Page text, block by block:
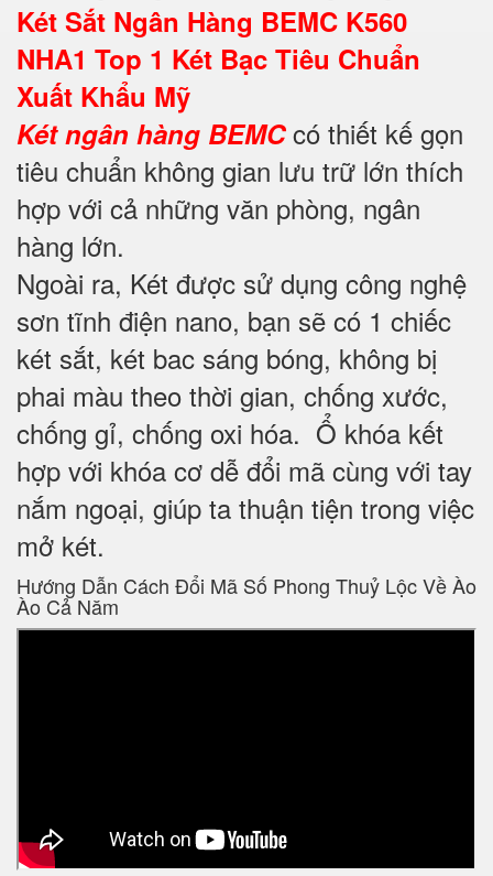
Két Sắt Ngân Hàng BEMC K560
NHA1 Top 1 Két Bạc Tiêu Chuẩn
Xuất Khẩu Mỹ
Két ngân hàng BEMC có thiết kế gọn
tiêu chuẩn không gian lưu trữ lớn thích
hợp với cả những văn phòng, ngân
hàng lớn.
Ngoài ra, Két được sử dụng công nghệ
sơn tĩnh điện nano, bạn sẽ có 1 chiếc
két sắt, két bac sáng bóng, không bị
phai màu theo thời gian, chống xước,
chống gỉ, chống oxi hóa. Ổ khóa kết
hợp với khóa cơ dễ đổi mã cùng với tay
nắm ngoại, giúp ta thuận tiện trong việc
mở két.
Hướng Dẫn Cách Đổi Mã Số Phong Thuỷ Lộc Về Ào
Ào Cả Năm